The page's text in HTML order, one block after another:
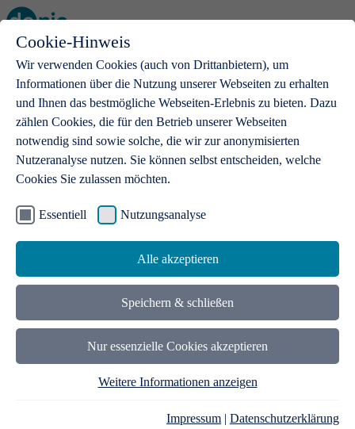
Cookie-Hinweis
Wir verwenden Cookies (auch von Drittanbietern), um
Informationen über die Nutzung unserer Webseiten zu erhalten
und Ihnen das bestmögliche Webseiten-Erlebnis zu bieten. Dazu
zählen Cookies, die für den Betrieb unserer Webseiten
notwendig sind sowie solche, die wir zur anonymisierten
Nutzeranalyse nutzen. Sie können selbst entscheiden, welche
Cookies Sie zulassen möchten.
Essentiell Nutzungsanalyse
Alle akzeptieren
Speichern & schließen
Nur essenzielle Cookies akzeptieren
Weitere Informationen anzeigen
Impressum | Datenschutzerklärung
Open main menu
.de-Domains
Mit einer .de-Domain erhalten Ideen eine Bühne